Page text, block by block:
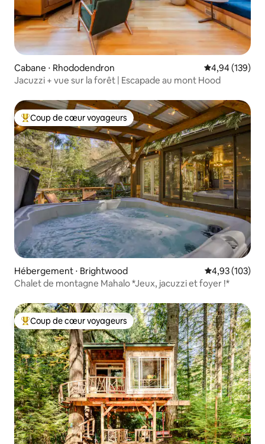
Cabane ⋅ Rhododendron Évaluation
4,94 (139)
Jacuzzi + vue sur la forêt | Escapade au mont Hood
Coups de cœur voyageurs les plus appréciés
Coup de cœur voyageurs
Hébergement ⋅ Brightwood Évaluation
4,93 (103)
Chalet de montagne Mahalo *Jeux, jacuzzi et foyer !*
Coups de cœur voyageurs les plus appréciés
Coup de cœur voyageurs